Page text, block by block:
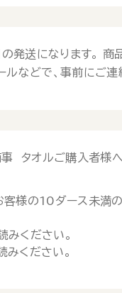
送になります。 商
などで、事前にご連
タオルご購入者様
客様の10ダース未満
みください。
みください。